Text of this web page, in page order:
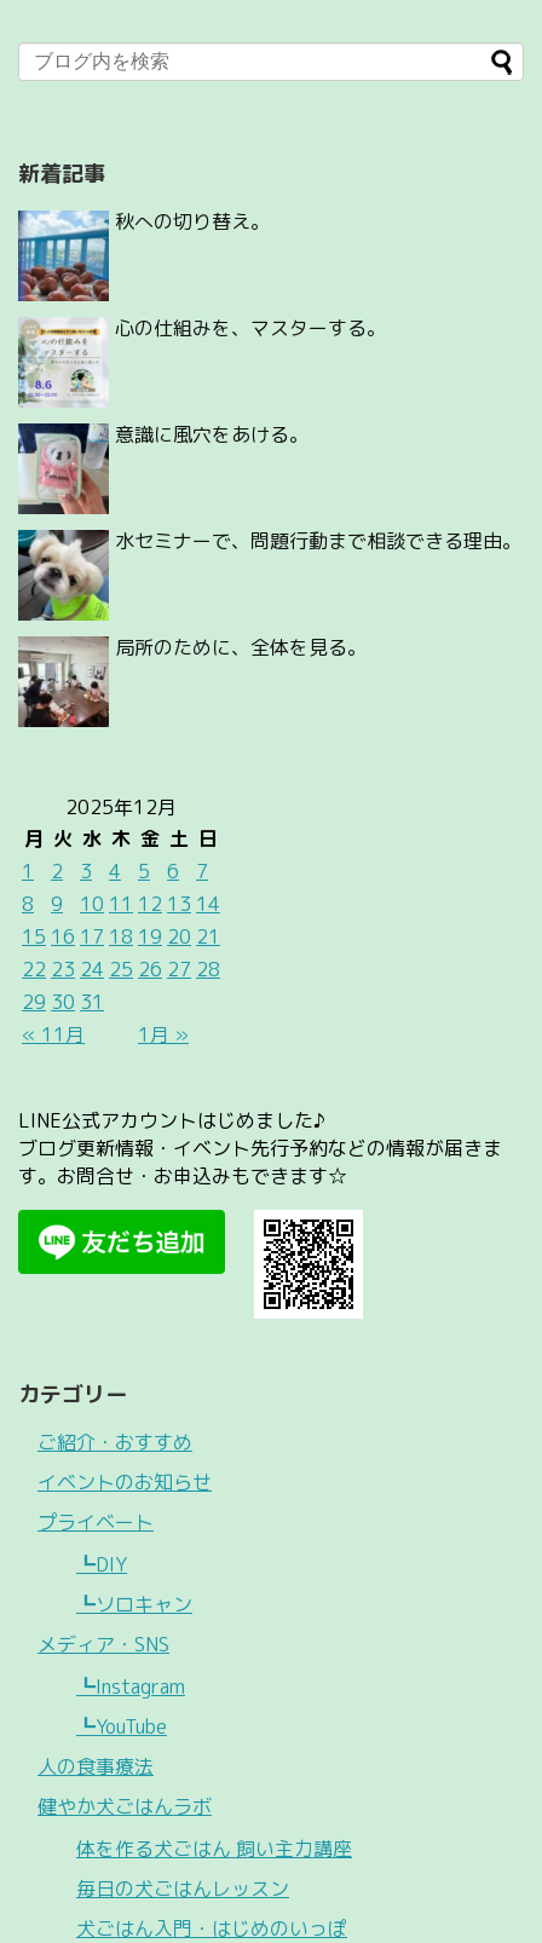
新着記事
秋への切り替え。
心の仕組みを、マスターする。
意識に風穴をあける。
水セミナーで、問題行動まで相談できる理由。
局所のために、全体を見る。
2025年12月
月 火 水 木 金 土 日
« 11月 1月 »
1 2 3 4 5 6
7
8
9 10 11 12 13 14
15 16 17 18 19 20 21
22 23 24 25 26 27 28
29 30 31
LINE公式アカウントはじめました♪
ブログ更新情報・イベント先行予約などの情報が届きま
す。お問合せ・お申込みもできます☆
カテゴリー
ご紹介・おすすめ
イベントのお知らせ
プライベート
┗DIY
┗ソロキャン
メディア・SNS
┗Instagram
┗YouTube
人の食事療法
健やか犬ごはんラボ
体を作る犬ごはん 飼い主力講座
毎日の犬ごはんレッスン
犬ごはん入門・はじめのいっぽ